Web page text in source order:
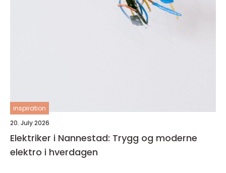
inspiration
20. July 2026
Elektriker i Nannestad: Trygg og moderne
elektro i hverdagen